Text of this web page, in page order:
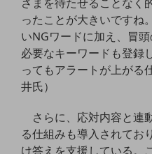
ご契約中サービスの一元管理
Web明細(ビリングステーション)
ったことが大きいですね
いNGワードに加え、冒
必要なキーワードも登録
ってもアラートが上がる
井氏）
さらに、応対内容と連
る仕組みも導入されてお
け答えを支援している。